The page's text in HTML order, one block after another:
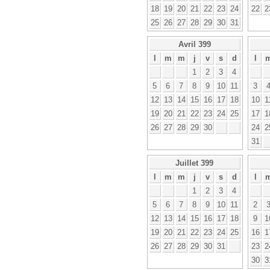
18 19 20 21 22 23
24
25
26 27 28 29 30 31
22
Avril 399
l
m m j v s
d
1
2 3
4
5
6 7 8 9 10
11
12
13 14 15 16 17
18
19
20 21 22 23 24
25
26
27 28 29 30
l
3
4
10
17
24
31
Juillet 399
l
m m j v s
d
1
2 3
4
5
6 7 8 9 10
11
12
13 14 15 16 17
18
19
20 21 22 23 24
25
26
27 28 29 30 31
l
2
3
9
16
23
30